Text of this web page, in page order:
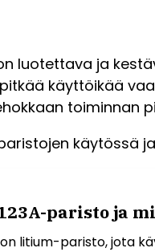
luotettava ja
käyttöikää
toiminnan
käytössä
paristo ja
litium-paristo, jota